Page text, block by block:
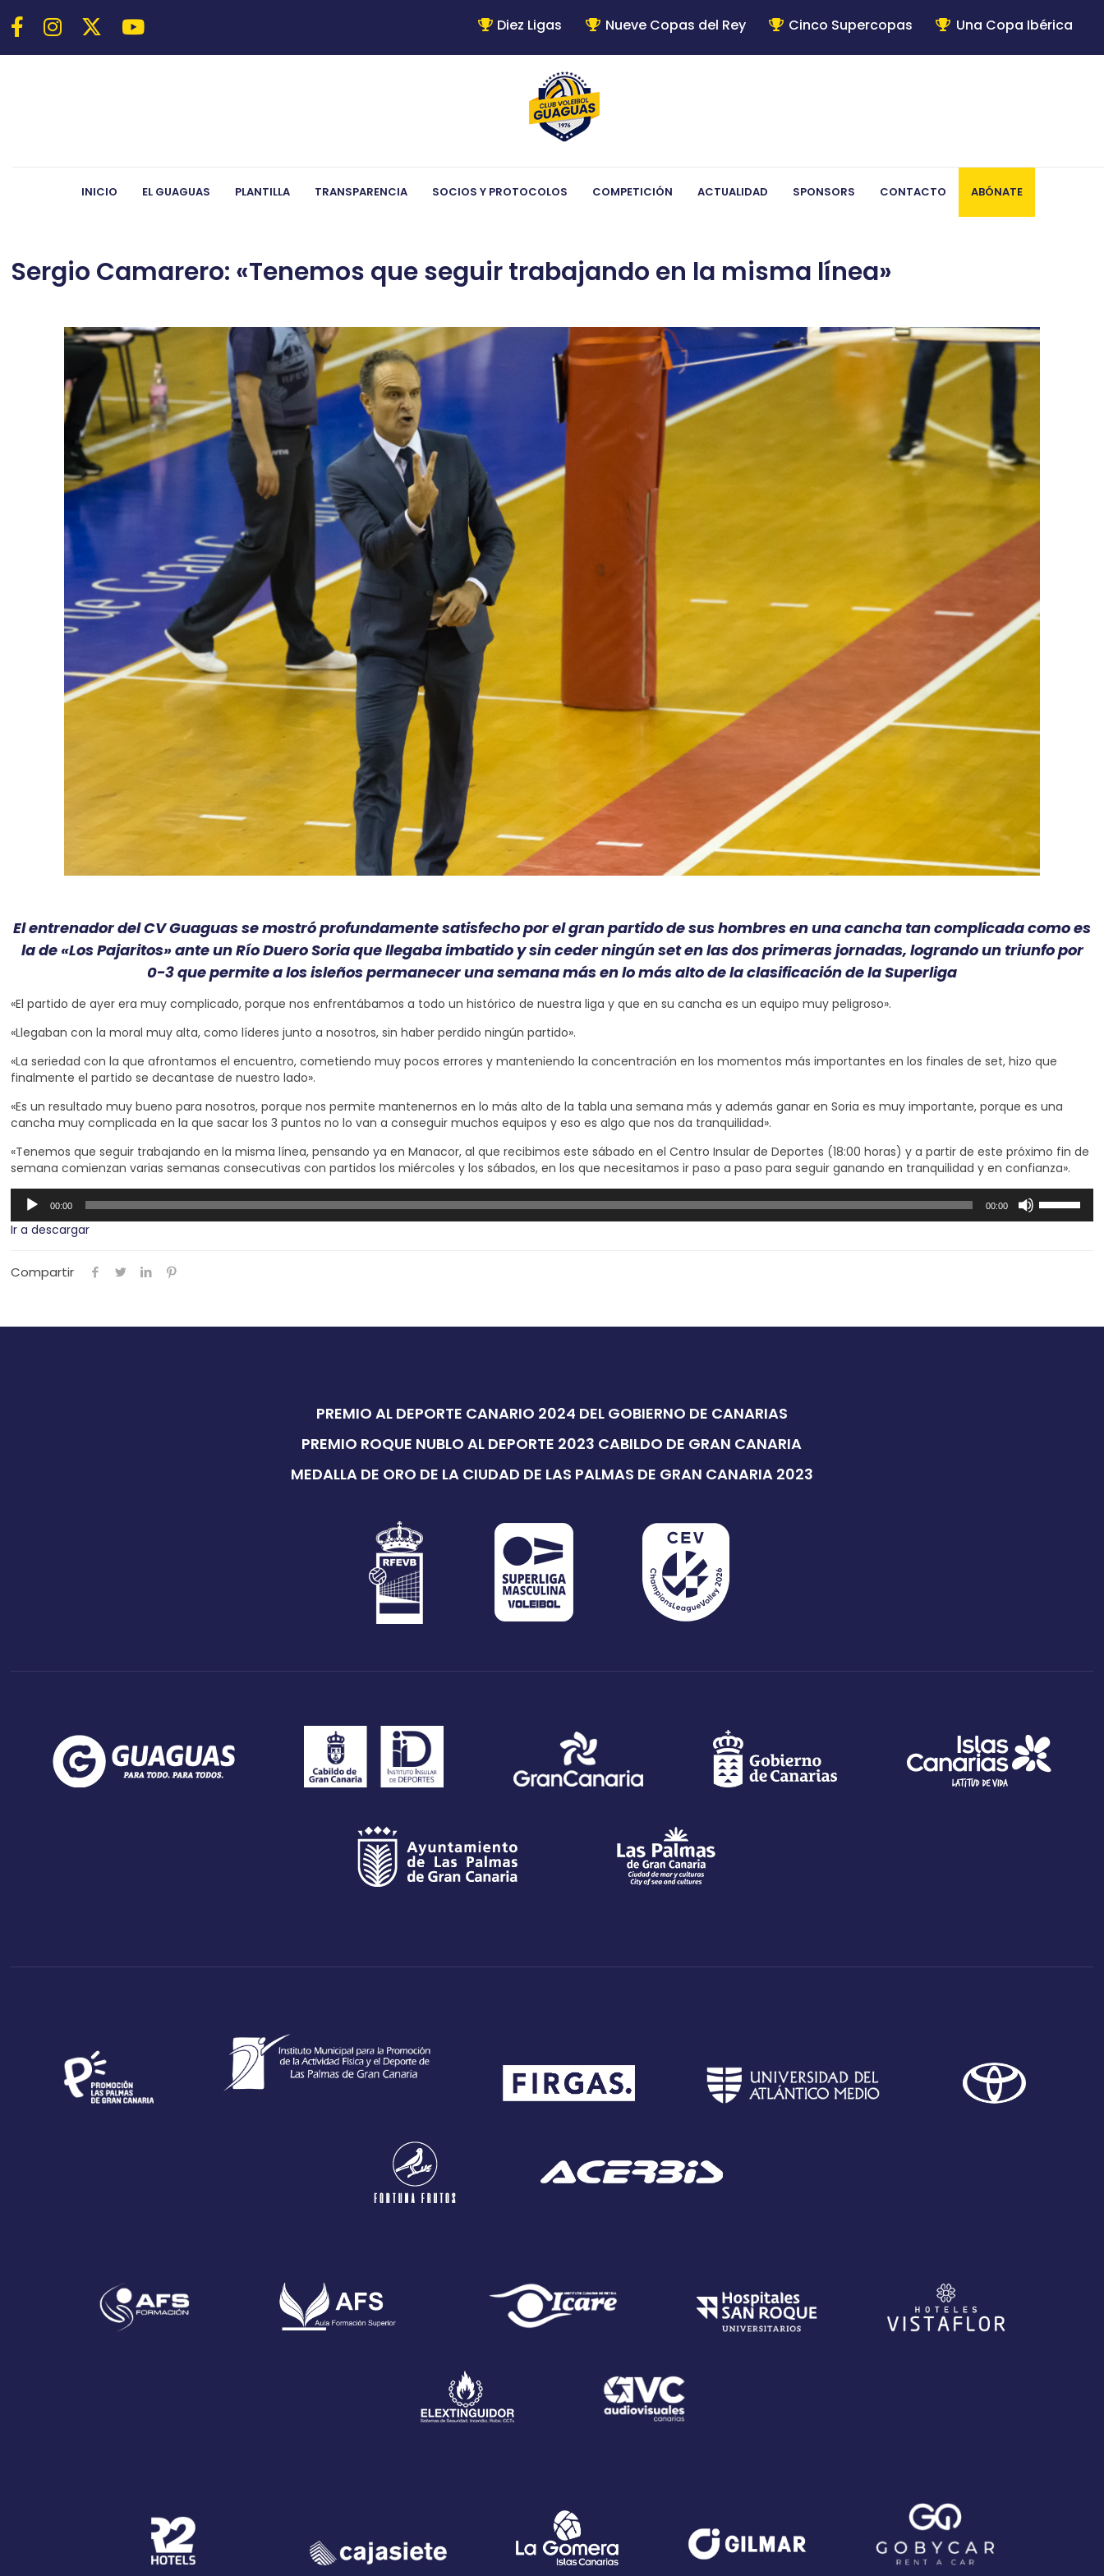
Diez Ligas Nueve Copas del Rey Cinco Supercopas Una Copa Ibérica
INICIO EL GUAGUAS PLANTILLA TRANSPARENCIA SOCIOS Y PROTOCOLOS COMPETICIÓN ACTUALIDAD SPONSORS CONTACTO ABÓNATE
Sergio Camarero: «Tenemos que seguir trabajando en la misma línea»
El entrenador del CV Guaguas se mostró profundamente satisfecho por el gran partido de sus hombres en una cancha tan complicada como es
la de «Los Pajaritos» ante un Río Duero Soria que llegaba imbatido y sin ceder ningún set en las dos primeras jornadas, logrando un triunfo por
0-3 que permite a los isleños permanecer una semana más en lo más alto de la clasificación de la Superliga
«El partido de ayer era muy complicado, porque nos enfrentábamos a todo un histórico de nuestra liga y que en su cancha es un equipo muy peligroso».
«Llegaban con la moral muy alta, como líderes junto a nosotros, sin haber perdido ningún partido».
«La seriedad con la que afrontamos el encuentro, cometiendo muy pocos errores y manteniendo la concentración en los momentos más importantes en los finales de set, hizo que
finalmente el partido se decantase de nuestro lado».
«Es un resultado muy bueno para nosotros, porque nos permite mantenernos en lo más alto de la tabla una semana más y además ganar en Soria es muy importante, porque es una
cancha muy complicada en la que sacar los 3 puntos no lo van a conseguir muchos equipos y eso es algo que nos da tranquilidad».
«Tenemos que seguir trabajando en la misma línea, pensando ya en Manacor, al que recibimos este sábado en el Centro Insular de Deportes (18:00 horas) y a partir de este próximo fin de
semana comienzan varias semanas consecutivas con partidos los miércoles y los sábados, en los que necesitamos ir paso a paso para seguir ganando en tranquilidad y en confianza».
Reproductor
audio
00:00 00:00
Ir a descargar
Compartir
PREMIO AL DEPORTE CANARIO 2024 DEL GOBIERNO DE CANARIAS
PREMIO ROQUE NUBLO AL DEPORTE 2023 CABILDO DE GRAN CANARIA
MEDALLA DE ORO DE LA CIUDAD DE LAS PALMAS DE GRAN CANARIA 2023